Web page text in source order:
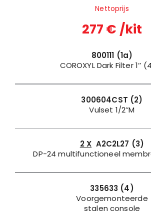
Nettoprijs
277 € /kit
800111 (1a)
COROXYL Dark Filter 1’’
300604CST (2)
Vulset 1/2’’M
2 X A2C2L27 (3)
DP-24 multifunctioneel
335633 (4)
Voorgemonteerde
stalen console